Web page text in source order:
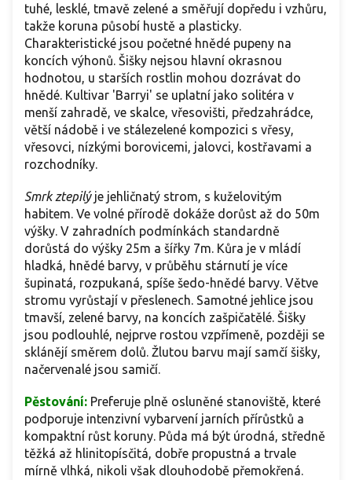
tuhé, lesklé, tmavě zelené a směřují dopředu i vzhůru,
takže koruna působí hustě a plasticky.
Charakteristické jsou početné hnědé pupeny na
koncích výhonů. Šišky nejsou hlavní okrasnou
hodnotou, u starších rostlin mohou dozrávat do
hnědé. Kultivar 'Barryi' se uplatní jako solitéra v
menší zahradě, ve skalce, vřesovišti, předzahrádce,
větší nádobě i ve stálezelené kompozici s vřesy,
vřesovci, nízkými borovicemi, jalovci, kostřavami a
rozchodníky.
Smrk ztepilý je jehličnatý strom, s kuželovitým
habitem. Ve volné přírodě dokáže dorůst až do 50m
výšky. V zahradních podmínkách standardně
dorůstá do výšky 25m a šířky 7m. Kůra je v mládí
hladká, hnědé barvy, v průběhu stárnutí je více
šupinatá, rozpukaná, spíše šedo-hnědé barvy. Větve
stromu vyrůstají v přeslenech. Samotné jehlice jsou
tmavší, zelené barvy, na koncích zašpičatělé. Šišky
jsou podlouhlé, nejprve rostou vzpřímeně, později se
sklánějí směrem dolů. Žlutou barvu mají samčí šišky,
načervenalé jsou samičí.
Pěstování: Preferuje plně osluněné stanoviště, které
podporuje intenzivní vybarvení jarních přírůstků a
kompaktní růst koruny. Půda má být úrodná, středně
těžká až hlinitopísčitá, dobře propustná a trvale
mírně vlhká, nikoli však dlouhodobě přemokřená.